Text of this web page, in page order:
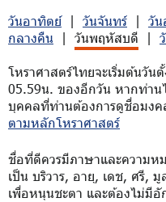
วันอาทิตย์| วันจันทร์ | วัน
กลางคืน | วันพฤหัสบดี |
โหราศาสตร์ไทยจะเริ่มต้นวัน
05.59น. ของอีกวัน หากท่าน
บุคคลที่ท่านต้องการดูชื่อมงค
ตามหลักโหราศาสตร์
ชื่อที่ดีควรมีภาษาและความ
เป็น บริวาร, อายุ, เดช, ศรี,
เพื่อหนุนชะตา และต้องไม่มี